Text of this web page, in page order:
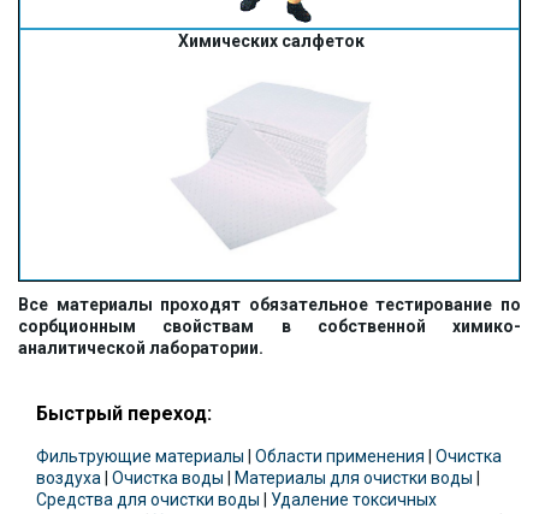
Химических салфеток
Все материалы проходят обязательное тестирование по
сорбционным свойствам в собственной химико-
аналитической лаборатории.
Быстрый переход:
Фильтрующие материалы | Области применения | Очистка
воздуха | Очистка воды | Материалы для очистки воды |
Средства для очистки воды | Удаление токсичных